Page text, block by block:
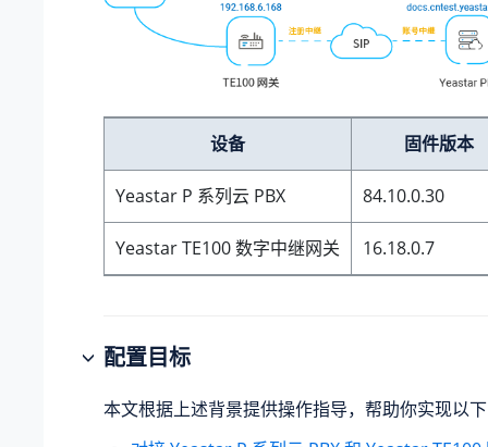
设备 固件版本
Yeastar P 系列云 PBX 84.10.0.30
Yeastar TE100 数字中继网关 16.18.0.7
配置目标
本文根据上述背景提供操作指导，帮助你实现以